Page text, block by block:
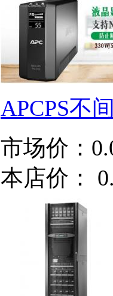
APCPS不
市场价：
本店价：